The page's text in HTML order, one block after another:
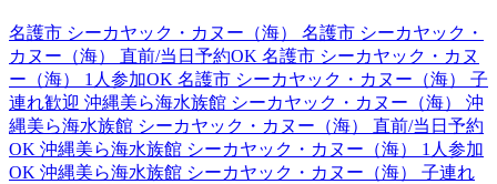
名護市 シーカヤック・カヌー（海） 名護市 シーカヤック・
カヌー（海） 直前/当日予約OK 名護市 シーカヤック・カヌ
ー（海） 1人参加OK 名護市 シーカヤック・カヌー（海） 子
連れ歓迎 沖縄美ら海水族館 シーカヤック・カヌー（海） 沖
縄美ら海水族館 シーカヤック・カヌー（海） 直前/当日予約
OK 沖縄美ら海水族館 シーカヤック・カヌー（海） 1人参加
OK 沖縄美ら海水族館 シーカヤック・カヌー（海） 子連れ